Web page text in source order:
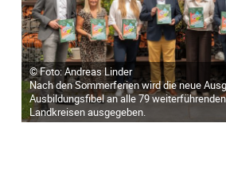
© Foto: Andreas Linder
Nach den Sommerferien wird die neue
Ausbildungsfibel an alle 79
Landkreisen ausgegeben.